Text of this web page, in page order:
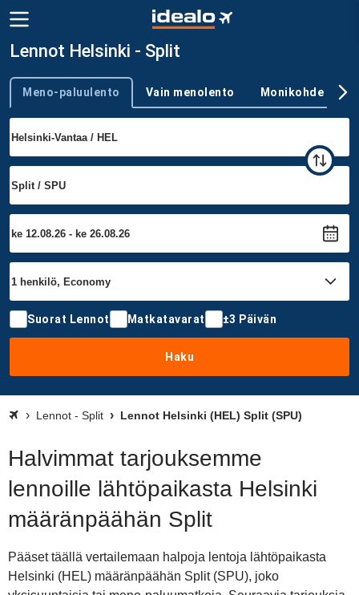
Lennot Helsinki - Split
Trip type
Meno-paluulento Vain menolento Monikohde
Suorat Lennot Matkatavarat ±3 Päivän
Haku
Lennot - Split Lennot Helsinki (HEL) Split (SPU)
Halvimmat tarjouksemme
lennoille lähtöpaikasta Helsinki
määränpäähän Split
Pääset täällä vertailemaan halpoja lentoja lähtöpaikasta
Helsinki (HEL) määränpäähän Split (SPU), joko